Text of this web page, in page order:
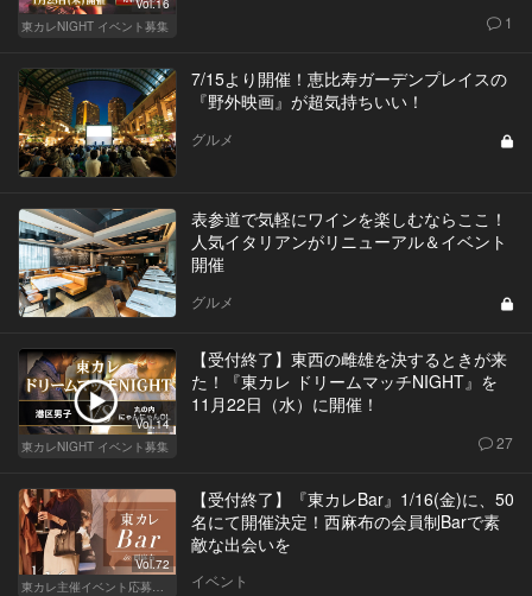
Vol.16
東カレNIGHT イベント募集
1
7/15より開催！恵比寿ガーデンプレイスの
『野外映画』が超気持ちいい！
グルメ
表参道で気軽にワインを楽しむならここ！
人気イタリアンがリニューアル＆イベント
開催
グルメ
Vol.14
東カレNIGHT イベント募集
【受付終了】東西の雌雄を決するときが来
た！『東カレ ドリームマッチNIGHT』を
11月22日（水）に開催！
27
Vol.72
東カレ主催イベント応募詳細記事一覧
【受付終了】『東カレBar』1/16(金)に、50
名にて開催決定！西麻布の会員制Barで素
敵な出会いを
イベント